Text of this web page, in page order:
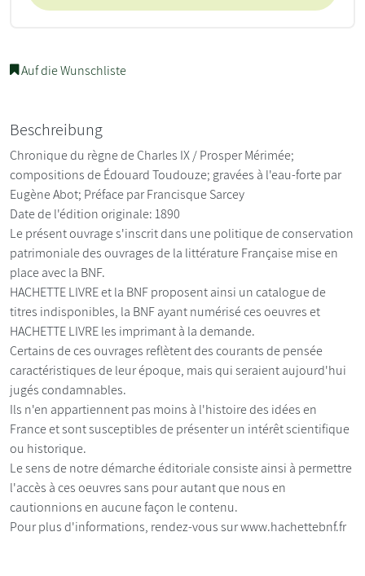
Auf die Wunschliste
Beschreibung
Chronique du règne de Charles IX / Prosper Mérimée;
compositions de Édouard Toudouze; gravées à l'eau-forte par
Eugène Abot; Préface par Francisque Sarcey
Date de l'édition originale: 1890
Le présent ouvrage s'inscrit dans une politique de conservation
patrimoniale des ouvrages de la littérature Française mise en
place avec la BNF.
HACHETTE LIVRE et la BNF proposent ainsi un catalogue de
titres indisponibles, la BNF ayant numérisé ces oeuvres et
HACHETTE LIVRE les imprimant à la demande.
Certains de ces ouvrages reflètent des courants de pensée
caractéristiques de leur époque, mais qui seraient aujourd'hui
jugés condamnables.
Ils n'en appartiennent pas moins à l'histoire des idées en
France et sont susceptibles de présenter un intérêt scientifique
ou historique.
Le sens de notre démarche éditoriale consiste ainsi à permettre
l'accès à ces oeuvres sans pour autant que nous en
cautionnions en aucune façon le contenu.
Pour plus d'informations, rendez-vous sur www.hachettebnf.fr